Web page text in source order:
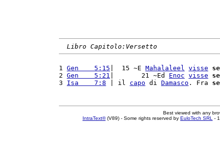
Libro Capitolo:Versetto
1 Gen    5:15 |  15 ~E Mahalaleel visse
2 Gen    5:21 |       21 ~Ed Enoc visse
3 Isa    7:8 | il capo di Damasco . Fra
Best viewed with any
IntraText®(V89) - Some rights reserved by EuloTech SRL -